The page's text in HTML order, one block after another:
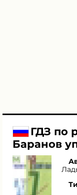
ГДЗ по
Баранов